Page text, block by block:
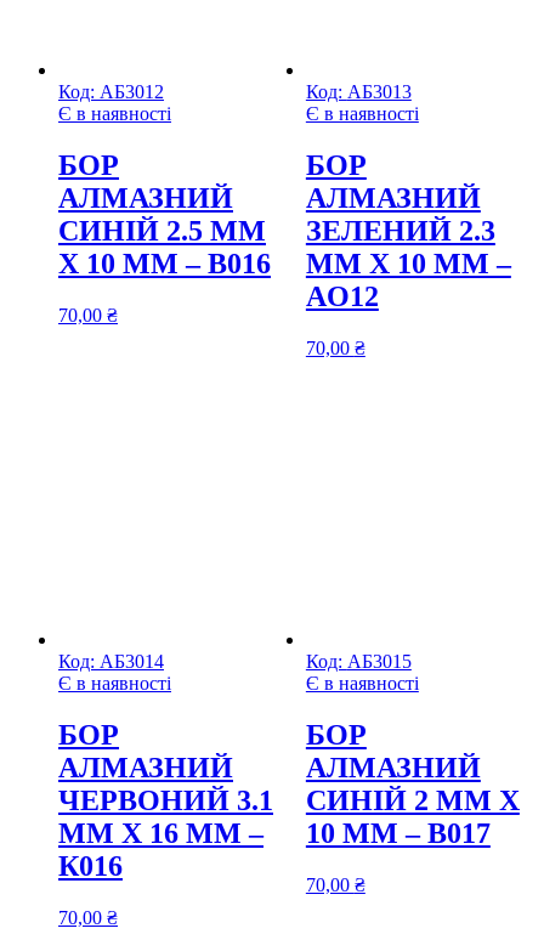
Код: АБ3012
Є в наявності
БОР
АЛМАЗНИЙ
СИНІЙ 2.5 ММ
Х 10 ММ – В016
70,00 ₴
Код: АБ3013
Є в наявності
БОР
АЛМАЗНИЙ
ЗЕЛЕНИЙ 2.3
ММ Х 10 ММ –
AO12
70,00 ₴
Код: АБ3014
Є в наявності
БОР
АЛМАЗНИЙ
ЧЕРВОНИЙ 3.1
ММ Х 16 ММ –
К016
70,00 ₴
Код: АБ3015
Є в наявності
БОР
АЛМАЗНИЙ
СИНІЙ 2 ММ Х
10 ММ – В017
70,00 ₴